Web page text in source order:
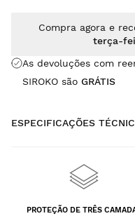
As devoluções com
SIROKO são GRÁTIS
Compra agora e
terça-
ESPECIFICAÇÕES
PROTEÇÃO DE TRÊS